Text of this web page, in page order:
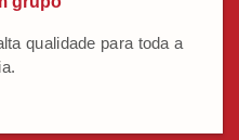
qualidade para toda a